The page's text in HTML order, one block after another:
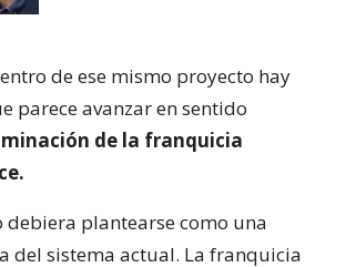
de ese mismo proyecto hay
parece avanzar en sentido
de la franquicia
debiera plantearse como una
del sistema actual. La franquicia